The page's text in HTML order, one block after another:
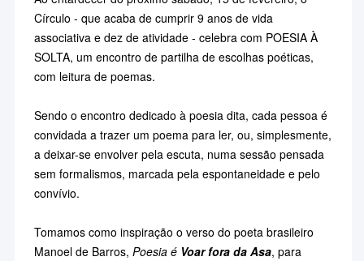
Círculo - que acaba de cumprir 9 anos de vida
associativa e dez de atividade - celebra com POESIA À
SOLTA, um encontro de partilha de escolhas poéticas,
com leitura de poemas.
Sendo o encontro dedicado à poesia dita, cada pessoa é
convidada a trazer um poema para ler, ou, simplesmente,
a deixar-se envolver pela escuta, numa sessão pensada
sem formalismos, marcada pela espontaneidade e pelo
convívio.
Tomamos como inspiração o verso do poeta brasileiro
Manoel de Barros, Poesia é Voar fora da Asa, para